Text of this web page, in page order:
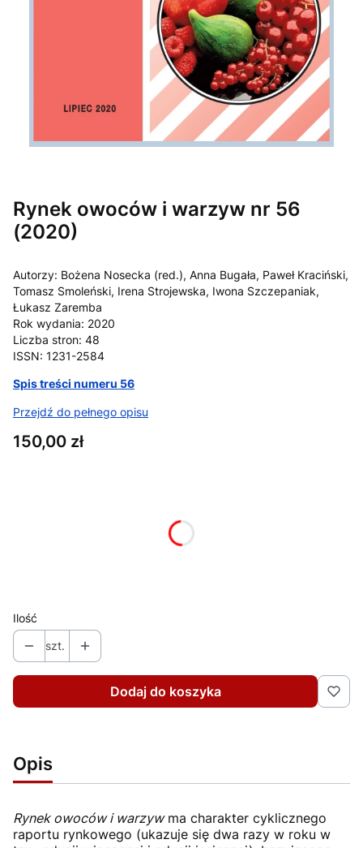
Rynek owoców i warzyw nr 56
(2020)
Autorzy: Bożena Nosecka (red.), Anna Bugała, Paweł Kraciński,
Tomasz Smoleński, Irena Strojewska, Iwona Szczepaniak,
Łukasz Zaremba
Rok wydania: 2020
Liczba stron: 48
ISSN: 1231-2584
Spis treści numeru 56
Przejdź do pełnego opisu
Cena
150,00 zł
Ilość
szt.
Dodaj do koszyka
Opis
Rynek owoców i warzywma charakter cyklicznego
raportu rynkowego (ukazuje się dwa razy w roku w